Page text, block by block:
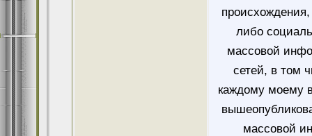
либо
массовой
сетей, в том
каждому моему
массовой